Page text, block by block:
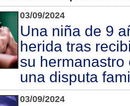
03/09/2024
Una niña de 9
herida tras
su hermanastro
una disputa
03/09/2024